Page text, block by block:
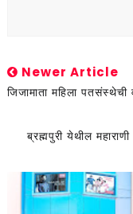
Newer Article
जिजामाता महिला पतसंस्थेची
ब्रह्मपुरी येथील